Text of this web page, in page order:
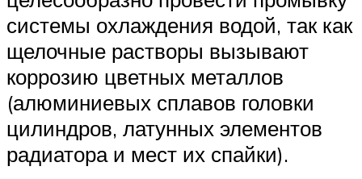
системы охлаждения водой, так как
щелочные растворы вызывают
коррозию цветных металлов
(алюминиевых сплавов головки
цилиндров, латунных элементов
радиатора и мест их спайки).